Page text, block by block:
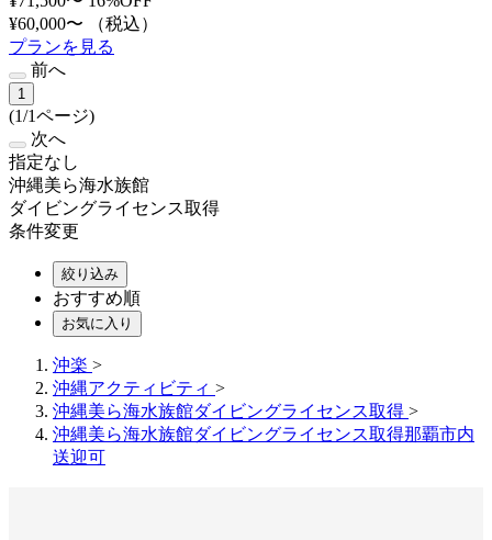
¥60,000〜
（税込）
プランを見る
前へ
1
(1/1ページ)
次へ
指定なし
沖縄美ら海水族館
ダイビングライセンス取得
条件変更
絞り込み
おすすめ順
お気に入り
沖楽 >
沖縄アクティビティ >
沖縄美ら海水族館ダイビングライセンス取得 >
沖縄美ら海水族館ダイビングライセンス取得那覇市内
送迎可